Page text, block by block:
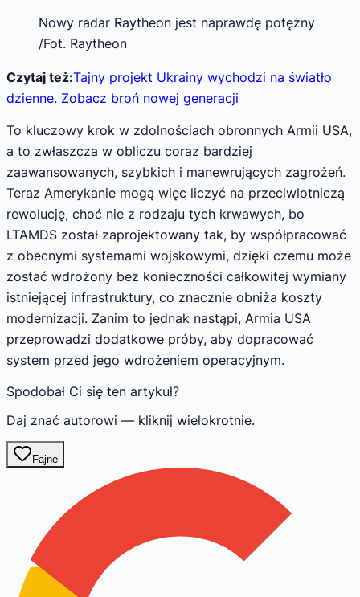
Nowy radar Raytheon jest naprawdę potężny
/Fot. Raytheon
Czytaj też:Tajny projekt Ukrainy wychodzi na światło
dzienne. Zobacz broń nowej generacji
To kluczowy krok w zdolnościach obronnych Armii USA,
a to zwłaszcza w obliczu coraz bardziej
zaawansowanych, szybkich i manewrujących zagrożeń.
Teraz Amerykanie mogą więc liczyć na przeciwlotniczą
rewolucję, choć nie z rodzaju tych krwawych, bo
LTAMDS został zaprojektowany tak, by współpracować
z obecnymi systemami wojskowymi, dzięki czemu może
zostać wdrożony bez konieczności całkowitej wymiany
istniejącej infrastruktury, co znacznie obniża koszty
modernizacji. Zanim to jednak nastąpi, Armia USA
przeprowadzi dodatkowe próby, aby dopracować
system przed jego wdrożeniem operacyjnym.
Spodobał Ci się ten artykuł?
Daj znać autorowi — kliknij wielokrotnie.
Fajne